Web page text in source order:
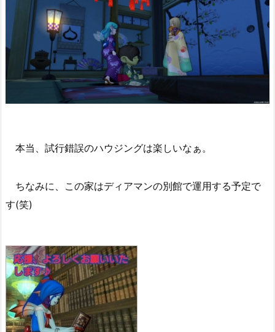
本当、試行錯誤のハウジングは楽しいなぁ。
ちなみに、この家はディアマンの別館で運用する予定で
す(笑)